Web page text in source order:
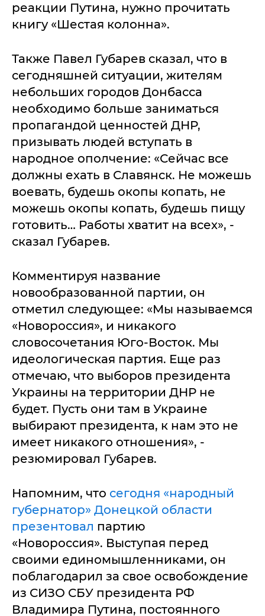
реакции Путина, нужно прочитать
книгу «Шестая колонна».
Также Павел Губарев сказал, что в
сегодняшней ситуации, жителям
небольших городов Донбасса
необходимо больше заниматься
пропагандой ценностей ДНР,
призывать людей вступать в
народное ополчение: «Сейчас все
должны ехать в Славянск. Не можешь
воевать, будешь окопы копать, не
можешь окопы копать, будешь пищу
готовить… Работы хватит на всех», -
сказал Губарев.
Комментируя название
новообразованной партии, он
отметил следующее: «Мы называемся
«Новороссия», и никакого
словосочетания Юго-Восток. Мы
идеологическая партия. Еще раз
отмечаю, что выборов президента
Украины на территории ДНР не
будет. Пусть они там в Украине
выбирают президента, к нам это не
имеет никакого отношения», -
резюмировал Губарев.
Напомним, что сегодня «народный
губернатор» Донецкой области
презентовал партию
«Новороссия». Выступая перед
своими единомышленниками, он
поблагодарил за свое освобождение
из СИЗО СБУ президента РФ
Владимира Путина, постоянного